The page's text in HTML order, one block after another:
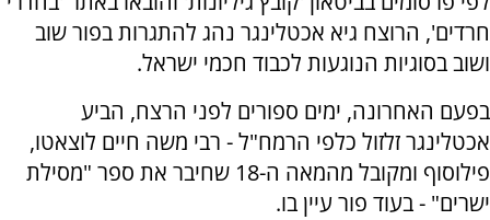
חרדים', הרוצח גיא אכטלינגר נהג להתגרות בפור שוב
ושוב בסוגיות הנוגעות לכבוד חכמי ישראל.
בפעם האחרונה, ימים ספורים לפני הרצח, הביע
אכטלינגר זלזול כלפי הרמח"ל - רבי משה חיים לוצאטו,
פילוסוף ומקובל מהמאה ה-18 שחיבר את ספר "מסילת
ישרים" - בעוד פור עיין בו.